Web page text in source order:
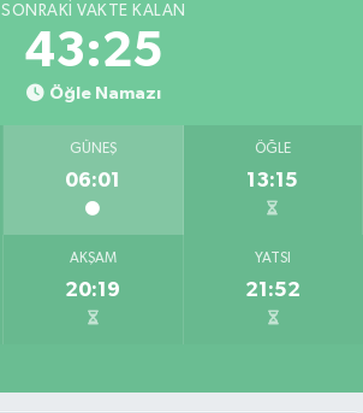
SONRAKI VAKTE KALAN
43:23
Öğle Namazı
GÜNEŞ
06:01
ÖĞLE
13:15
AKŞAM
20:19
YATSI
21:52